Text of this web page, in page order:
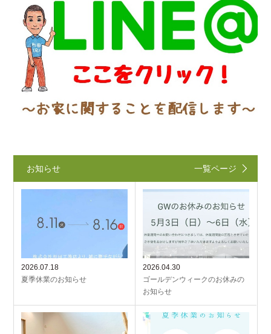
お知らせ 一覧ページ
2026.07.18
夏季休業のお知らせ
2026.04.30
ゴールデンウィークのお休みの
お知らせ